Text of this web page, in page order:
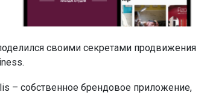
своими секретами продвижения
– собственное брендовое приложение,